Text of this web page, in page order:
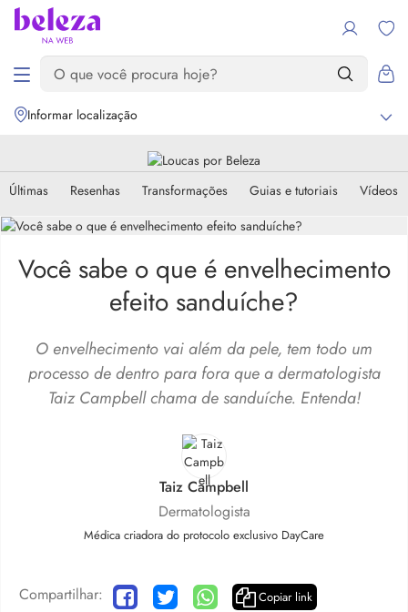
Informar localização
Últimas Resenhas Transformações Guias e tutoriais Vídeos
Você sabe o que é envelhecimento
efeito sanduíche?
O envelhecimento vai além da pele, tem todo um
processo de dentro para fora que a dermatologista
Taiz Campbell chama de sanduíche. Entenda!
Taiz Campbell
Dermatologista
Médica criadora do protocolo exclusivo DayCare
Compartilhar: Copiar link